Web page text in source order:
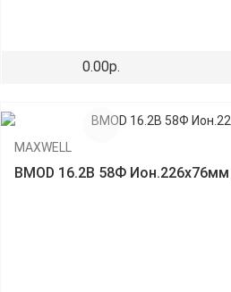
0.00р.
MAXWELL
BMOD 16.2В 58Ф